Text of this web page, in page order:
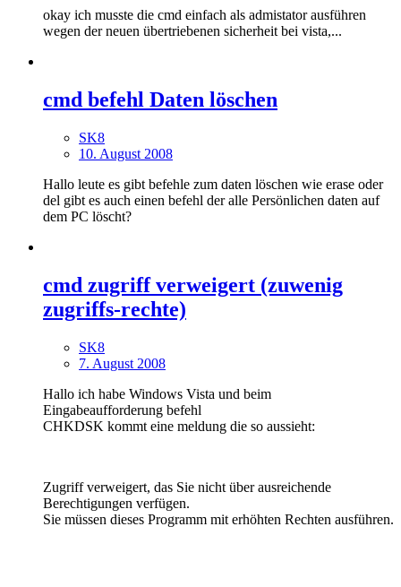
okay ich musste die cmd einfach als admistator ausführen
wegen der neuen übertriebenen sicherheit bei vista,...
cmd befehl Daten löschen
SK8
10. August 2008
Hallo leute es gibt befehle zum daten löschen wie erase oder
del gibt es auch einen befehl der alle Persönlichen daten auf
dem PC löscht?
cmd zugriff verweigert (zuwenig
zugriffs-rechte)
SK8
7. August 2008
Hallo ich habe Windows Vista und beim
Eingabeaufforderung befehl
CHKDSK kommt eine meldung die so aussieht:
Zugriff verweigert, das Sie nicht über ausreichende
Berechtigungen verfügen.
Sie müssen dieses Programm mit erhöhten Rechten ausführen.